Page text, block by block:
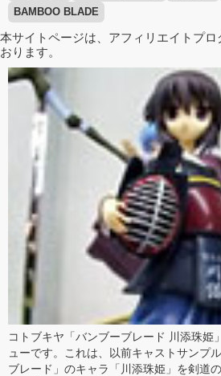
BAMBOO BLADE
本サイトページは、アフィリエイトプ
おります。
コトブキヤ「バンブーブレード 川添珠姫
ューです。これは、以前キャストサンプル
ブレード 」のキャラ「川添珠姫」を剣道